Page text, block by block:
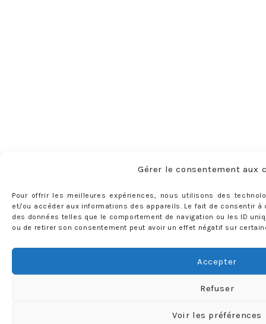
Gérer le consentement aux
Pour offrir les meilleures expériences, nous utilisons des
et/ou accéder aux informations des appareils. Le fait de consentir
des données telles que le comportement de navigation ou les ID
ou de retirer son consentement peut avoir un effet négatif sur
Accepter
Refuser
Voir les préférences